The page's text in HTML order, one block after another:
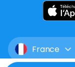
France